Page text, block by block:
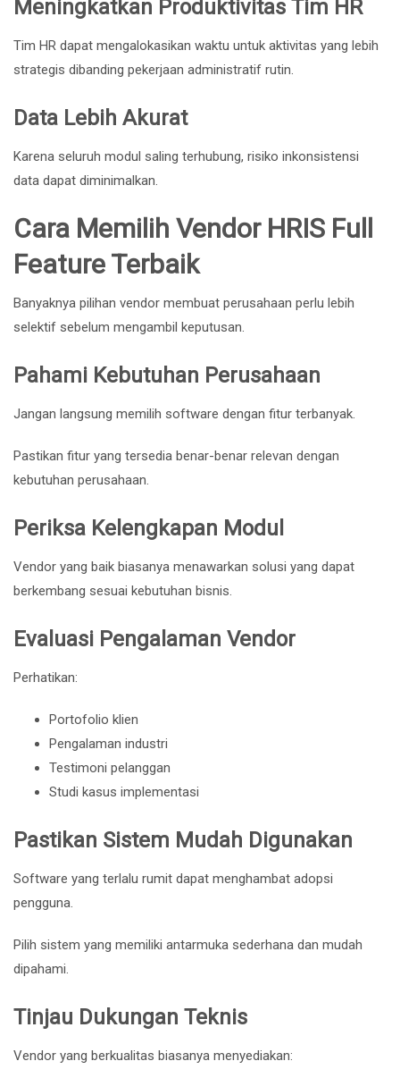
Meningkatkan Produktivitas Tim HR
Tim HR dapat mengalokasikan waktu untuk aktivitas yang lebih
strategis dibanding pekerjaan administratif rutin.
Data Lebih Akurat
Karena seluruh modul saling terhubung, risiko inkonsistensi
data dapat diminimalkan.
Cara Memilih Vendor HRIS Full
Feature Terbaik
Banyaknya pilihan vendor membuat perusahaan perlu lebih
selektif sebelum mengambil keputusan.
Pahami Kebutuhan Perusahaan
Jangan langsung memilih software dengan fitur terbanyak.
Pastikan fitur yang tersedia benar-benar relevan dengan
kebutuhan perusahaan.
Periksa Kelengkapan Modul
Vendor yang baik biasanya menawarkan solusi yang dapat
berkembang sesuai kebutuhan bisnis.
Evaluasi Pengalaman Vendor
Perhatikan:
Portofolio klien
Pengalaman industri
Testimoni pelanggan
Studi kasus implementasi
Pastikan Sistem Mudah Digunakan
Software yang terlalu rumit dapat menghambat adopsi
pengguna.
Pilih sistem yang memiliki antarmuka sederhana dan mudah
dipahami.
Tinjau Dukungan Teknis
Vendor yang berkualitas biasanya menyediakan: